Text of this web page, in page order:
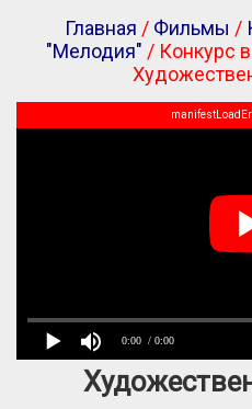
Главная / Фильмы /
"Мелодия" / Конкурс
0:00 / 0:00